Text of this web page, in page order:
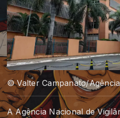
© Valter Campanato/
A Agência Nacional de